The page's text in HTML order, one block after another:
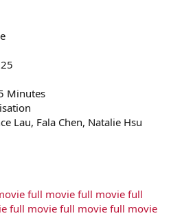
Minutes
Lau, Fala Chen, Natalie Hsu
full movie full movie full
full movie full movie full movie